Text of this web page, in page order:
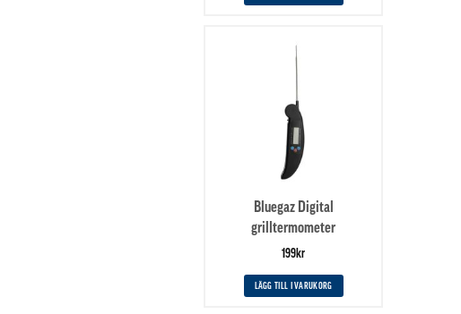
Bluegaz Digital
grilltermometer
199kr
LÄGG TILL I VARUKORG